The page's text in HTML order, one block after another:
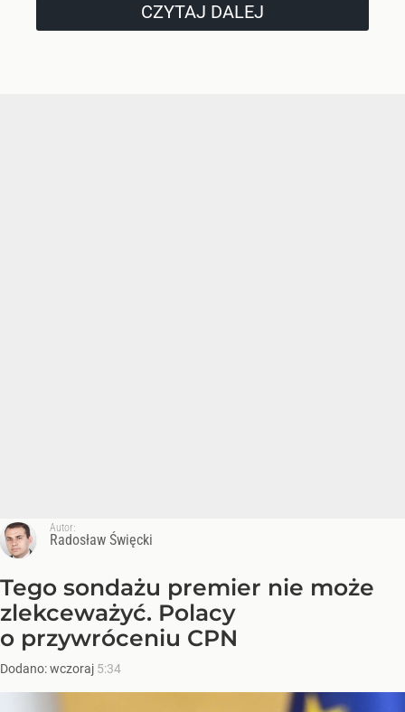
CZYTAJ DALEJ
Autor:
Radosław Święcki
Tego sondażu premier nie może
zlekceważyć. Polacy
o przywróceniu CPN
Dodano:wczoraj 5:34